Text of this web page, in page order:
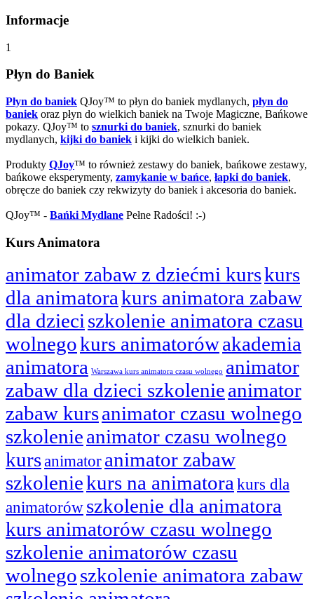
Informacje
1
Płyn do Baniek
Płyn do baniek QJoy™ to płyn do baniek mydlanych, płyn do
baniek oraz płyn do wielkich baniek na Twoje Magiczne, Bańkowe
pokazy. QJoy™ to sznurki do baniek, sznurki do baniek
mydlanych, kijki do baniek i kijki do wielkich baniek.
Produkty QJoy™ to również zestawy do baniek, bańkowe zestawy,
bańkowe eksperymenty, zamykanie w bańce, łapki do baniek,
obręcze do baniek czy rekwizyty do baniek i akcesoria do baniek.
QJoy™ - Bańki Mydlane Pełne Radości! :-)
Kurs Animatora
animator zabaw z dziećmi kurskurs
dla animatorakurs animatora zabaw
dla dzieciszkolenie animatora czasu
wolnegokurs animatorówakademia
animatora Warszawa kurs animatora czasu wolnego animator
zabaw dla dzieci szkolenieanimator
zabaw kursanimator czasu wolnego
szkolenieanimator czasu wolnego
kursanimator animator zabaw
szkoleniekurs na animatorakurs dla
animatorów szkolenie dla animatora
kurs animatorów czasu wolnego
szkolenie animatorów czasu
wolnegoszkolenie animatora zabaw